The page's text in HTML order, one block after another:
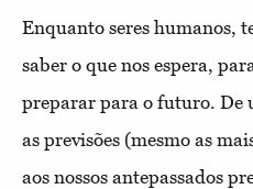
Enquanto seres humanos,
saber o que nos espera,
preparar para o futuro. De
as previsões (mesmo as
aos nossos antepassados